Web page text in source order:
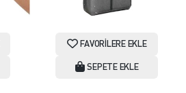
FAVORILERE EKLE
SEPETE EKLE